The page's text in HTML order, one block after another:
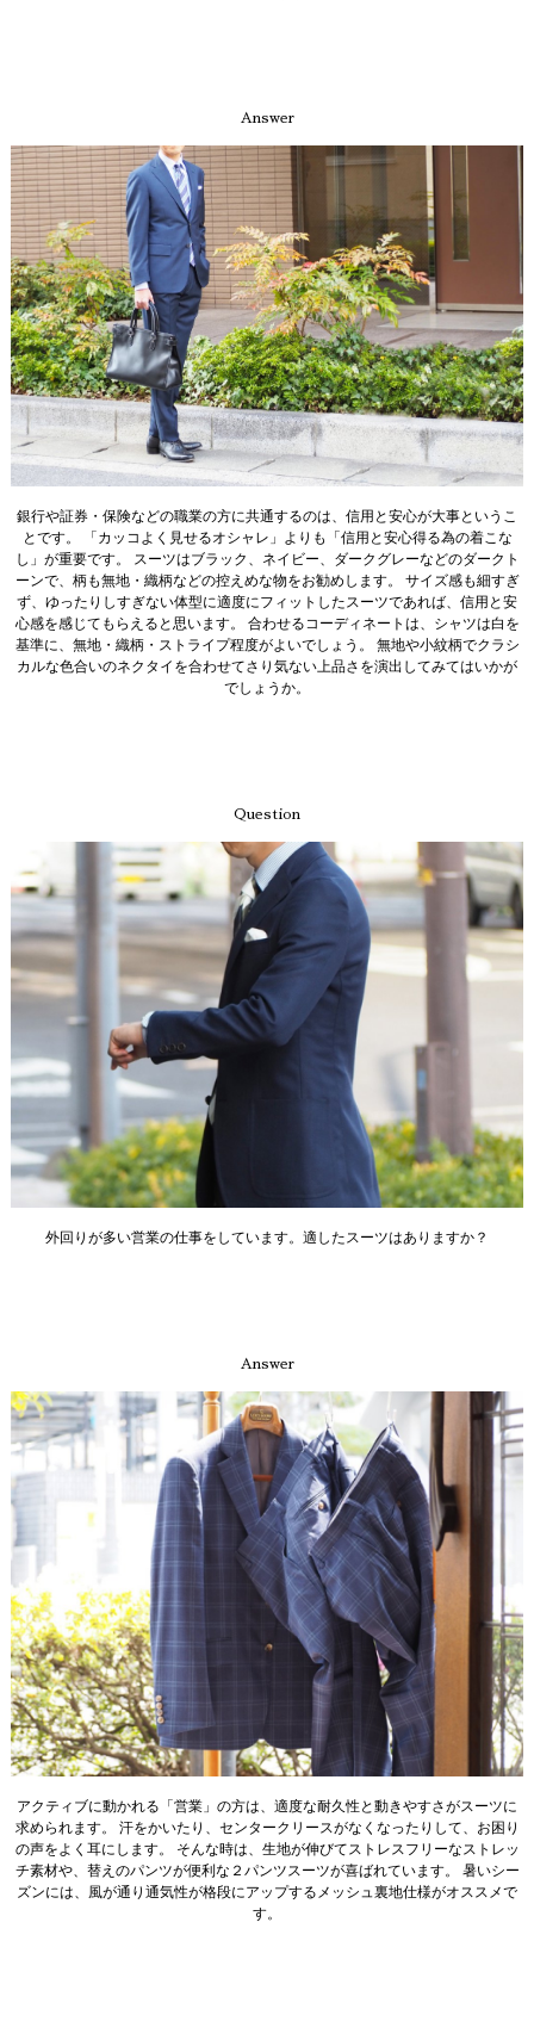
Answer
銀行や証券・保険などの職業の方に共通するのは、信用と安心が大事というこ
とです。 「カッコよく見せるオシャレ」よりも「信用と安心得る為の着こな
し」が重要です。 スーツはブラック、ネイビー、ダークグレーなどのダークト
ーンで、柄も無地・織柄などの控えめな物をお勧めします。 サイズ感も細すぎ
ず、ゆったりしすぎない体型に適度にフィットしたスーツであれば、信用と安
心感を感じてもらえると思います。 合わせるコーディネートは、シャツは白を
基準に、無地・織柄・ストライプ程度がよいでしょう。 無地や小紋柄でクラシ
カルな色合いのネクタイを合わせてさり気ない上品さを演出してみてはいかが
でしょうか。
Question
外回りが多い営業の仕事をしています。適したスーツはありますか？
Answer
アクティブに動かれる「営業」の方は、適度な耐久性と動きやすさがスーツに
求められます。 汗をかいたり、センタークリースがなくなったりして、お困り
の声をよく耳にします。 そんな時は、生地が伸びてストレスフリーなストレッ
チ素材や、替えのパンツが便利な２パンツスーツが喜ばれています。 暑いシー
ズンには、風が通り通気性が格段にアップするメッシュ裏地仕様がオススメで
す。